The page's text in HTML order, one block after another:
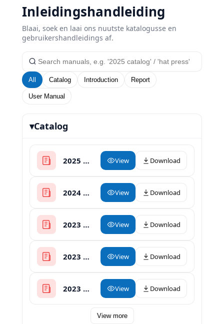
Inleidingshandleiding
Blaai, soek en laai ons nuutste katalogusse en
gebruikershandleidings af.
All Catalog Introduction Report
User Manual
▾Catalog
2025 XinHong Heat Press Catalogue View Download
2024 Heat Press Catalogue View Download
2023 Heat Press Catalog View Download
2023 Herbal Oil Infuser with Decarboxylator View Download
2023 Rosin Press Catalog View Download
View more